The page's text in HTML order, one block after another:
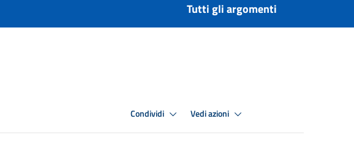
Tutti gli argomenti
Condividi Vedi azioni